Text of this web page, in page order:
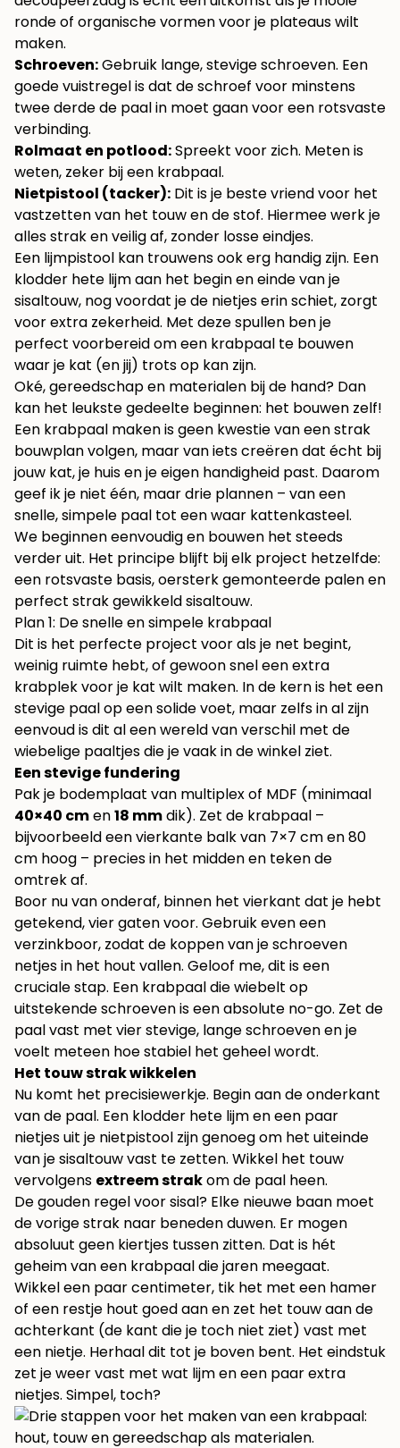
ronde of organische vormen voor je plateaus wilt
maken.
Schroeven:Gebruik lange, stevige schroeven. Een
goede vuistregel is dat de schroef voor minstens
twee derde de paal in moet gaan voor een rotsvaste
verbinding.
Rolmaat en potlood:Spreekt voor zich. Meten is
weten, zeker bij een krabpaal.
Nietpistool (tacker): Dit is je beste vriend voor het
vastzetten van het touw en de stof. Hiermee werk je
alles strak en veilig af, zonder losse eindjes.
Een lijmpistool kan trouwens ook erg handig zijn. Een
klodder hete lijm aan het begin en einde van je
sisaltouw, nog voordat je de nietjes erin schiet, zorgt
voor extra zekerheid. Met deze spullen ben je
perfect voorbereid om een krabpaal te bouwen
waar je kat (en jij) trots op kan zijn.
Oké, gereedschap en materialen bij de hand? Dan
kan het leukste gedeelte beginnen: het bouwen zelf!
Een krabpaal maken is geen kwestie van een strak
bouwplan volgen, maar van iets creëren dat écht bij
jouw kat, je huis en je eigen handigheid past. Daarom
geef ik je niet één, maar drie plannen – van een
snelle, simpele paal tot een waar kattenkasteel.
We beginnen eenvoudig en bouwen het steeds
verder uit. Het principe blijft bij elk project hetzelfde:
een rotsvaste basis, oersterk gemonteerde palen en
perfect strak gewikkeld sisaltouw.
Plan 1: De snelle en simpele krabpaal
Dit is het perfecte project voor als je net begint,
weinig ruimte hebt, of gewoon snel een extra
krabplek voor je kat wilt maken. In de kern is het een
stevige paal op een solide voet, maar zelfs in al zijn
eenvoud is dit al een wereld van verschil met de
wiebelige paaltjes die je vaak in de winkel ziet.
Een stevige fundering
Pak je bodemplaat van multiplex of MDF (minimaal
40×40 cmen18 mmdik). Zet de krabpaal –
bijvoorbeeld een vierkante balk van 7×7 cm en 80
cm hoog – precies in het midden en teken de
omtrek af.
Boor nu van onderaf, binnen het vierkant dat je hebt
getekend, vier gaten voor. Gebruik even een
verzinkboor, zodat de koppen van je schroeven
netjes in het hout vallen. Geloof me, dit is een
cruciale stap. Een krabpaal die wiebelt op
uitstekende schroeven is een absolute no-go. Zet de
paal vast met vier stevige, lange schroeven en je
voelt meteen hoe stabiel het geheel wordt.
Het touw strak wikkelen
Nu komt het precisiewerkje. Begin aan de onderkant
van de paal. Een klodder hete lijm en een paar
nietjes uit je nietpistool zijn genoeg om het uiteinde
van je sisaltouw vast te zetten. Wikkel het touw
vervolgens extreem strakom de paal heen.
De gouden regel voor sisal? Elke nieuwe baan moet
de vorige strak naar beneden duwen. Er mogen
absoluut geen kiertjes tussen zitten. Dat is hét
geheim van een krabpaal die jaren meegaat.
Wikkel een paar centimeter, tik het met een hamer
of een restje hout goed aan en zet het touw aan de
achterkant (de kant die je toch niet ziet) vast met
een nietje. Herhaal dit tot je boven bent. Het eindstuk
zet je weer vast met wat lijm en een paar extra
nietjes. Simpel, toch?